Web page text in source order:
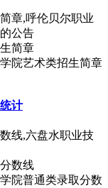
章,呼伦贝尔职业
公告
院艺术类招生简章
计
线,六盘水职业技
院普通类录取分数